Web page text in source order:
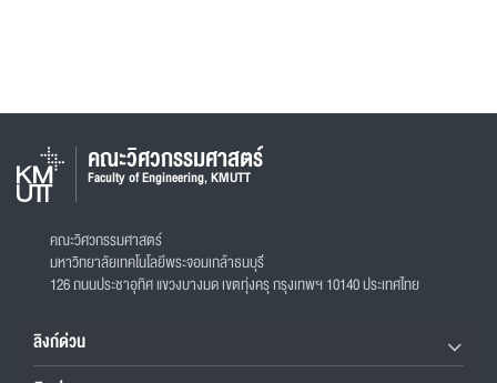
คณะวิศวกรรมศาสตร์
Faculty of Engineering, KMUTT
คณะวิศวกรรมศาสตร์
มหาวิทยาลัยเทคโนโลยีพระจอมเกล้าธนบุรี
126 ถนนประชาอุทิศ แขวงบางมด เขตทุ่งครุ กรุงเทพฯ 10140 ประเทศไทย
ลิงก์ด่วน